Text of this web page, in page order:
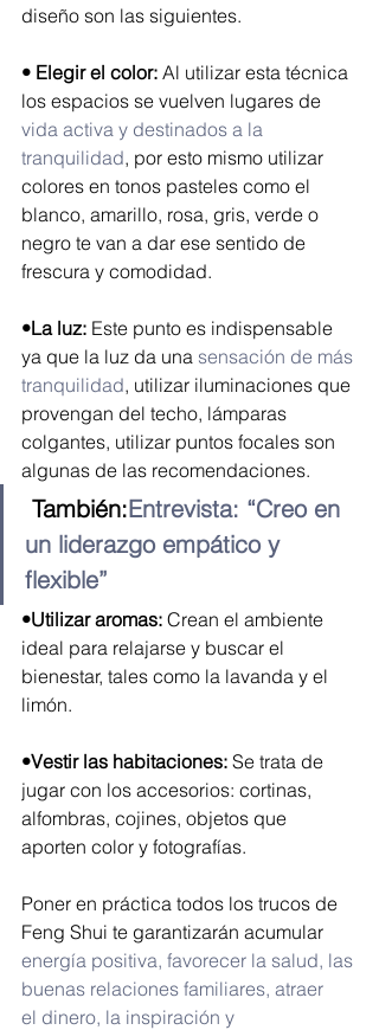
diseño son las siguientes.
• Elegir el color: Al utilizar esta técnica
los espacios se vuelven lugares de
vida activa y destinados a la
tranquilidad, por esto mismo utilizar
colores en tonos pasteles como el
blanco, amarillo, rosa, gris, verde o
negro te van a dar ese sentido de
frescura y comodidad.
•La luz: Este punto es indispensable
ya que la luz da una sensación de más
tranquilidad, utilizar iluminaciones que
provengan del techo, lámparas
colgantes, utilizar puntos focales son
algunas de las recomendaciones.
También:Entrevista: “Creo en
un liderazgo empático y
flexible”
•Utilizar aromas: Crean el ambiente
ideal para relajarse y buscar el
bienestar, tales como la lavanda y el
limón.
•Vestir las habitaciones: Se trata de
jugar con los accesorios: cortinas,
alfombras, cojines, objetos que
aporten color y fotografías.
Poner en práctica todos los trucos de
Feng Shui te garantizarán acumular
energía positiva, favorecer la salud, las
buenas relaciones familiares, atraer
el dinero, la inspiración y